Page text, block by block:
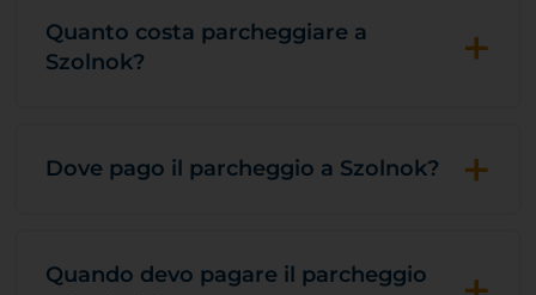
Quanto costa parcheggiare a
Szolnok?
+
Dove pago il parcheggio a Szolnok? +
Quando devo pagare il parcheggio